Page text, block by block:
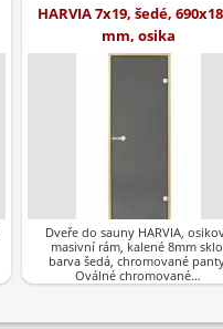
HARVIA 7x19, šedé,
mm, osika
Dveře do sauny HARVIA,
masivní rám, kalené 8mm
barva šedá, chromované
Oválné chromované…